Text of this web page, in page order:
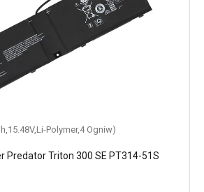
Polymer,4 Ogniw)
Predator Triton 300 SE PT314-51S